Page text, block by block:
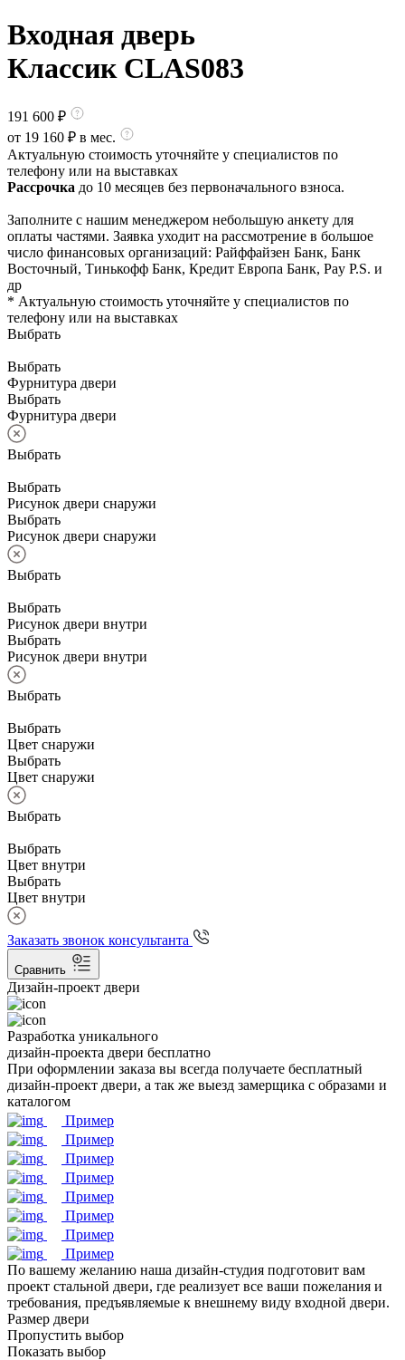
Входная дверь
Классик CLAS083
191 600 ₽
от 19 160 ₽ в мес.
Актуальную стоимость уточняйте у специалистов по
телефону или на выставках
Рассрочка до 10 месяцев без первоначального взноса.
Заполните с нашим менеджером небольшую анкету для
оплаты частями. Заявка уходит на рассмотрение в большое
число финансовых организаций: Райффайзен Банк, Банк
Восточный, Тинькофф Банк, Кредит Европа Банк, Pay P.S. и
др
* Актуальную стоимость уточняйте у специалистов по
телефону или на выставках
Выбрать
Выбрать
Фурнитура двери
Выбрать
Фурнитура двери
Выбрать
Выбрать
Рисунок двери снаружи
Выбрать
Рисунок двери снаружи
Выбрать
Выбрать
Рисунок двери внутри
Выбрать
Рисунок двери внутри
Выбрать
Выбрать
Цвет снаружи
Выбрать
Цвет снаружи
Выбрать
Выбрать
Цвет внутри
Выбрать
Цвет внутри
Заказать звонок консультанта
Сравнить
Дизайн-проект двери
Разработка уникального
дизайн-проекта двери бесплатно
При оформлении заказа вы всегда получаете бесплатный
дизайн-проект двери, а так же выезд замерщика с образами и
каталогом
Пример
Пример
Пример
Пример
Пример
Пример
Пример
Пример
По вашему желанию наша дизайн-студия подготовит вам
проект стальной двери, где реализует все ваши пожелания и
требования, предъявляемые к внешнему виду входной двери.
Размер двери
Пропустить выбор
Показать выбор